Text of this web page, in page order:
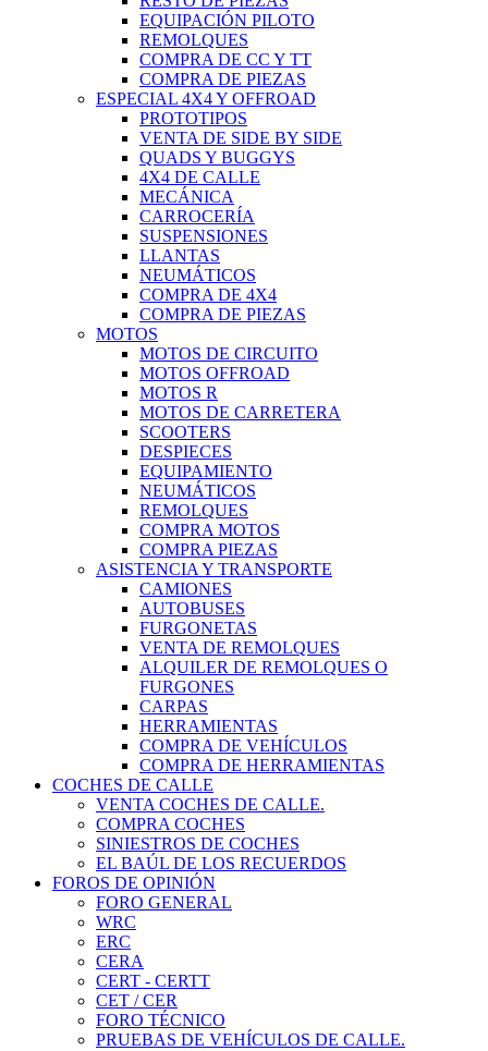
EQUIPACIÓN PILOTO
REMOLQUES
COMPRA DE CC Y TT
COMPRA DE PIEZAS
ESPECIAL 4X4 Y OFFROAD
PROTOTIPOS
VENTA DE SIDE BY SIDE
QUADS Y BUGGYS
4X4 DE CALLE
MECÁNICA
CARROCERÍA
SUSPENSIONES
LLANTAS
NEUMÁTICOS
COMPRA DE 4X4
COMPRA DE PIEZAS
MOTOS
MOTOS DE CIRCUITO
MOTOS OFFROAD
MOTOS R
MOTOS DE CARRETERA
SCOOTERS
DESPIECES
EQUIPAMIENTO
NEUMÁTICOS
REMOLQUES
COMPRA MOTOS
COMPRA PIEZAS
ASISTENCIA Y TRANSPORTE
CAMIONES
AUTOBUSES
FURGONETAS
VENTA DE REMOLQUES
ALQUILER DE REMOLQUES O
FURGONES
CARPAS
HERRAMIENTAS
COMPRA DE VEHÍCULOS
COMPRA DE HERRAMIENTAS
COCHES DE CALLE
VENTA COCHES DE CALLE.
COMPRA COCHES
SINIESTROS DE COCHES
EL BAÚL DE LOS RECUERDOS
FOROS DE OPINIÓN
FORO GENERAL
WRC
ERC
CERA
CERT - CERTT
CET / CER
FORO TÉCNICO
PRUEBAS DE VEHÍCULOS DE CALLE.